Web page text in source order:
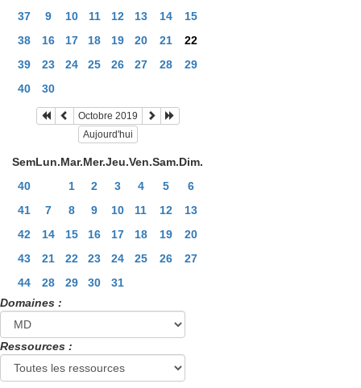
37
9 10 11 12 13 14
15
38
16 17 18 19 20 21
22
39
23 24 25 26 27 28
29
40
30
Octobre 2019
Aujourd'hui
SemLun.Mar.Mer.Jeu.Ven.Sam.Dim.
40
1 2 3 4 5
6
41
7 8 9 10 11 12
13
42
14 15 16 17 18 19
20
43
21 22 23 24 25 26
27
44
28 29 30
31
Domaines :
Ressources :